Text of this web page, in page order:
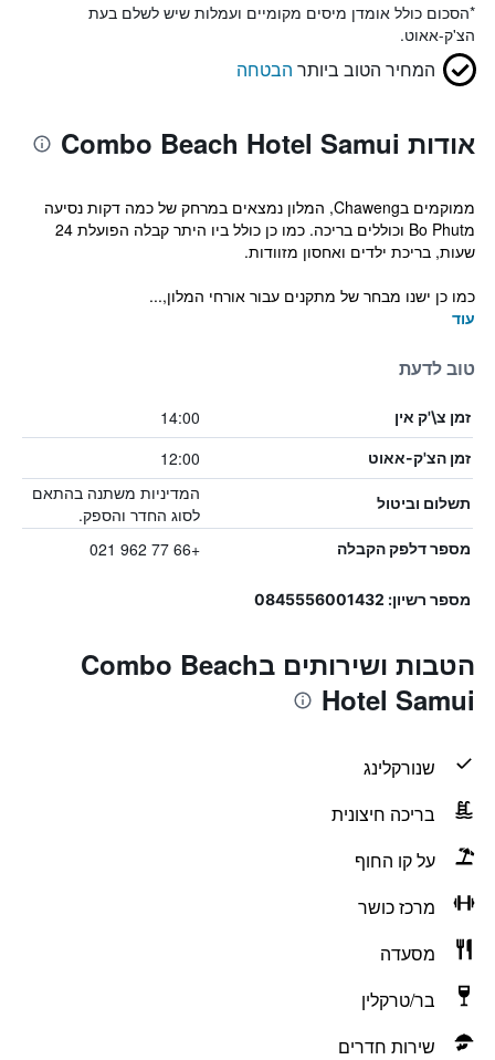
*הסכום כולל אומדן מיסים מקומיים ועמלות שיש לשלם בעת
הצ'ק-אאוט.
המחיר הטוב ביותר הבטחה
אודות Combo Beach Hotel Samui
ממוקמים בChaweng, המלון נמצאים במרחק של כמה דקות נסיעה
מBo Phut וכוללים בריכה. כמו כן כולל ביו היתר קבלה הפועלת 24
שעות, בריכת ילדים ואחסון מזוודות.
כמו כן ישנו מבחר של מתקנים עבור אורחי המלון,...
עוד
טוב לדעת
זמן צ\'ק אין 14:00
זמן הצ'ק-אאוט 12:00
תשלום וביטול
המדיניות משתנה בהתאם
לסוג החדר והספק.
מספר דלפק הקבלה +66 77 962 021
מספר רשיון: 0845556001432
הטבות ושירותים בCombo Beach
Hotel Samui
שנורקלינג
בריכה חיצונית
על קו החוף
מרכז כושר
מסעדה
בר/טרקלין
שירות חדרים